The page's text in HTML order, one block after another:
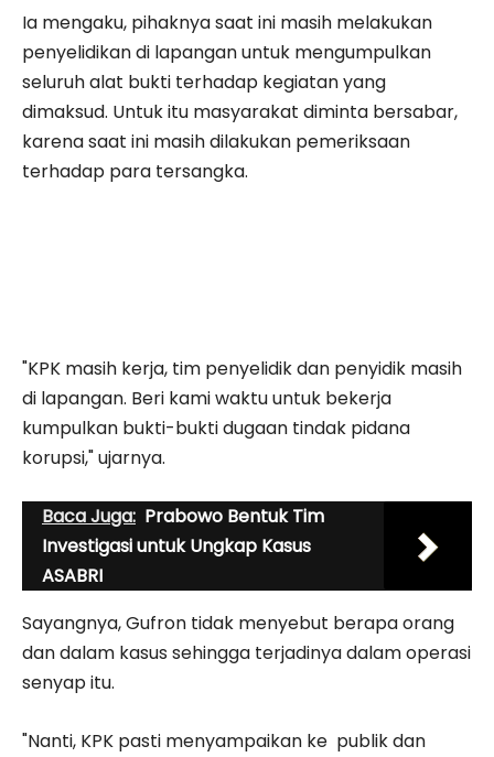
Ia mengaku, pihaknya saat ini masih melakukan
penyelidikan di lapangan untuk mengumpulkan
seluruh alat bukti terhadap kegiatan yang
dimaksud. Untuk itu masyarakat diminta bersabar,
karena saat ini masih dilakukan pemeriksaan
terhadap para tersangka.
"KPK masih kerja, tim penyelidik dan penyidik masih
di lapangan. Beri kami waktu untuk bekerja
kumpulkan bukti-bukti dugaan tindak pidana
korupsi," ujarnya.
Baca Juga: Prabowo Bentuk Tim
Investigasi untuk Ungkap Kasus
ASABRI
Sayangnya, Gufron tidak menyebut berapa orang
dan dalam kasus sehingga terjadinya dalam operasi
senyap itu.
"Nanti, KPK pasti menyampaikan ke publik dan